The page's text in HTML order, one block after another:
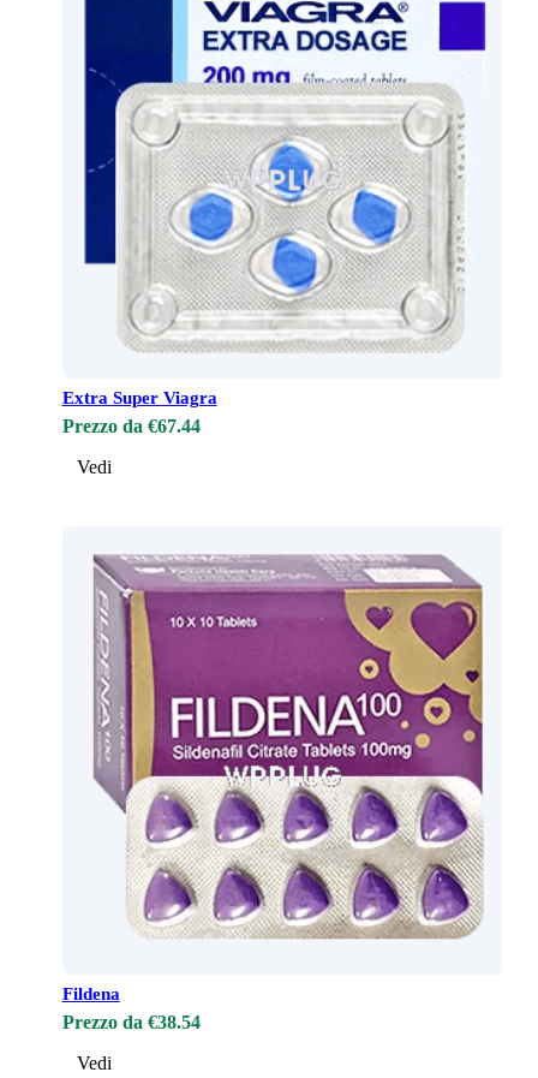
Extra Super Viagra
Prezzo da €67.44
Vedi
Fildena
Prezzo da €38.54
Vedi